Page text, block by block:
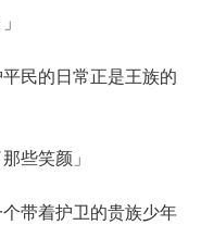
民的日常正是王族的
些笑颜」
带着护卫的贵族少年